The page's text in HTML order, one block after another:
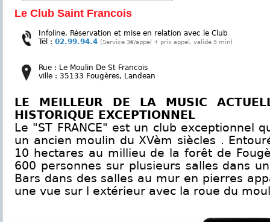
Le Club Saint Francois
Infoline, Réservation et mise en relation avec le Club
Tél : 02.99.94.4 (Service 3€/appel + prix appel, valide 5 min)
Rue : Le Moulin De St Francois
ville : 35133 Fougères, Landean
LE MEILLEUR DE LA MUSIC
HISTORIQUE EXCEPTIONNEL
Le "ST FRANCE" est un club exceptionnel
un ancien moulin du XVèm siècles .
10 hectares au millieu de la forêt de
600 personnes sur plusieurs salles dans
Bars dans des salles au mur en pierres
une vue sur l extérieur avec la roue du